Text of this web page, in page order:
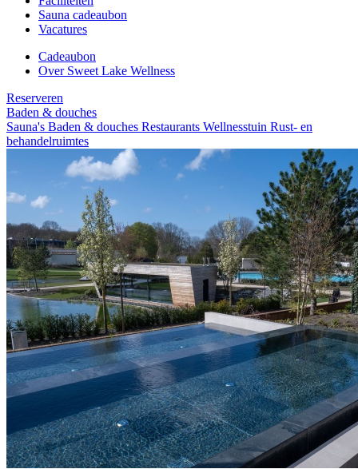
Sauna cadeaubon
Vacatures
Cadeaubon
Over Sweet Lake Wellness
Reserveren
Baden & douches
Sauna's Baden & douches Restaurants Wellnesstuin Rust- en
behandelruimtes